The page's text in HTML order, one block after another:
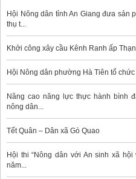
Hội Nông dân tỉnh An Giang đưa sản
thụ t...
Khởi công xây cầu Kênh Ranh ấp
Hội Nông dân phường Hà Tiên tổ
Nâng cao năng lực thực hành bình
nông dân...
Tết Quân – Dân xã Gò Quao
Hội thi “Nông dân với An sinh xã
năm...